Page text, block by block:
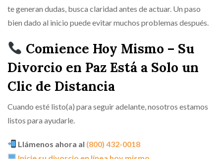
te generan dudas, busca claridad antes de actuar. Un paso
bien dado al inicio puede evitar muchos problemas después.
Comience Hoy Mismo – Su
Divorcio en Paz Está a Solo un
Clic de Distancia
Cuando esté listo(a) para seguir adelante, nosotros estamos
listos para ayudarle.
Llámenos ahora al (800) 432-0018